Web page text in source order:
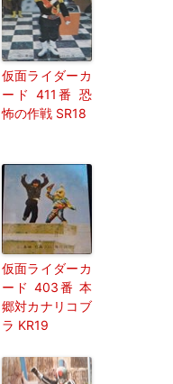
仮面ライダーカ
ード 411番 恐
怖の作戦 SR18
仮面ライダーカ
ード 403番 本
郷対カナリコブ
ラ KR19